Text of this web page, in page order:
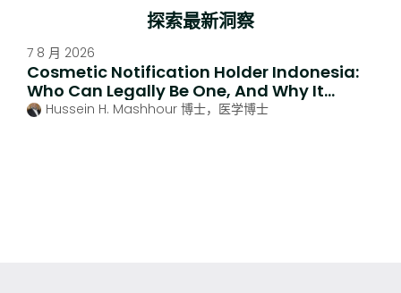
探索最新洞察
7 8 月 2026
Cosmetic Notification Holder Indonesia:
Who Can Legally Be One, And Why It
Matters
Hussein H. Mashhour 博士，医学博士